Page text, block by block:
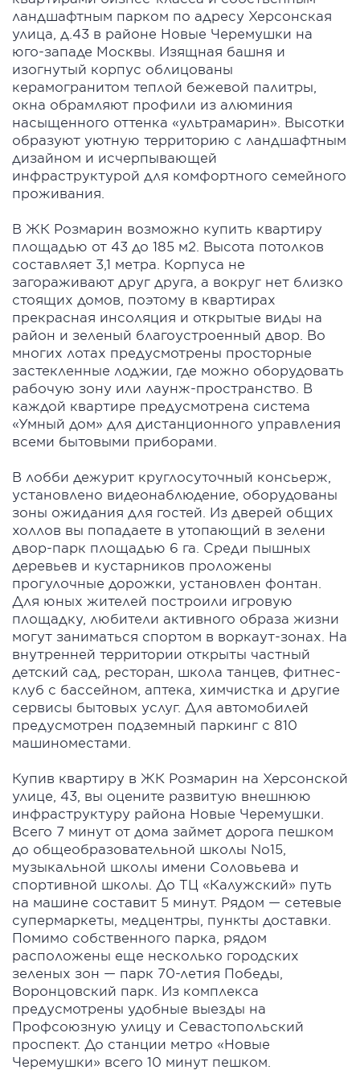
ландшафтным парком по адресу Херсонская
улица, д.43 в районе Новые Черемушки на
юго-западе Москвы. Изящная башня и
изогнутый корпус облицованы
керамогранитом теплой бежевой палитры,
окна обрамляют профили из алюминия
насыщенного оттенка «ультрамарин». Высотки
образуют уютную территорию с ландшафтным
дизайном и исчерпывающей
инфраструктурой для комфортного семейного
проживания.
В ЖК Розмарин возможно купить квартиру
площадью от 43 до 185 м2. Высота потолков
составляет 3,1 метра. Корпуса не
загораживают друг друга, а вокруг нет близко
стоящих домов, поэтому в квартирах
прекрасная инсоляция и открытые виды на
район и зеленый благоустроенный двор. Во
многих лотах предусмотрены просторные
застекленные лоджии, где можно оборудовать
рабочую зону или лаунж-пространство. В
каждой квартире предусмотрена система
«Умный дом» для дистанционного управления
всеми бытовыми приборами.
В лобби дежурит круглосуточный консьерж,
установлено видеонаблюдение, оборудованы
зоны ожидания для гостей. Из дверей общих
холлов вы попадаете в утопающий в зелени
двор-парк площадью 6 га. Среди пышных
деревьев и кустарников проложены
прогулочные дорожки, установлен фонтан.
Для юных жителей построили игровую
площадку, любители активного образа жизни
могут заниматься спортом в воркаут-зонах. На
внутренней территории открыты частный
детский сад, ресторан, школа танцев, фитнес-
клуб с бассейном, аптека, химчистка и другие
сервисы бытовых услуг. Для автомобилей
предусмотрен подземный паркинг с 810
машиноместами.
Купив квартиру в ЖК Розмарин на Херсонской
улице, 43, вы оцените развитую внешнюю
инфраструктуру района Новые Черемушки.
Всего 7 минут от дома займет дорога пешком
до общеобразовательной школы No15,
музыкальной школы имени Соловьева и
спортивной школы. До ТЦ «Калужский» путь
на машине составит 5 минут. Рядом — сетевые
супермаркеты, медцентры, пункты доставки.
Помимо собственного парка, рядом
расположены еще несколько городских
зеленых зон — парк 70-летия Победы,
Воронцовский парк. Из комплекса
предусмотрены удобные выезды на
Профсоюзную улицу и Севастопольский
проспект. До станции метро «Новые
Черемушки» всего 10 минут пешком.